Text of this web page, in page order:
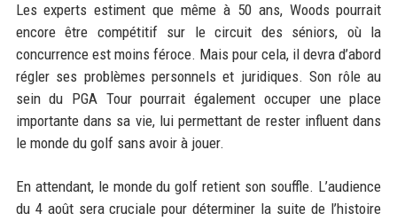
Les experts estiment que même à 50 ans, Woods pourrait
encore être compétitif sur le circuit des séniors, où la
concurrence est moins féroce. Mais pour cela, il devra d’abord
régler ses problèmes personnels et juridiques. Son rôle au
sein du PGA Tour pourrait également occuper une place
importante dans sa vie, lui permettant de rester influent dans
le monde du golf sans avoir à jouer.
En attendant, le monde du golf retient son souffle. L’audience
du 4 août sera cruciale pour déterminer la suite de l’histoire